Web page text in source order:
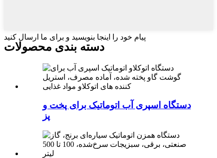
پیام خود را اینجا بنویسید و برای ما ارسال کنید
دسته بندی محصولات
دستگاه اسپری آب اتوماتیک برای پخت و
پز